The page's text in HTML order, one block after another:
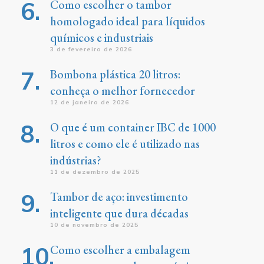
Como escolher o tambor
homologado ideal para líquidos
químicos e industriais
3 de fevereiro de 2026
Bombona plástica 20 litros:
conheça o melhor fornecedor
12 de janeiro de 2026
O que é um container IBC de 1000
litros e como ele é utilizado nas
indústrias?
11 de dezembro de 2025
Tambor de aço: investimento
inteligente que dura décadas
10 de novembro de 2025
Como escolher a embalagem